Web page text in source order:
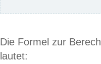
Die Formel zur
lautet: